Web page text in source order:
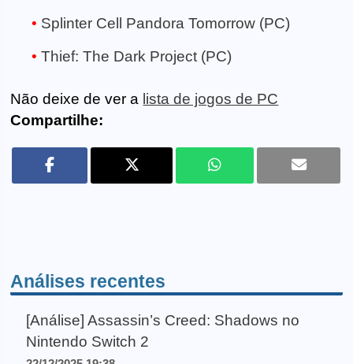
Splinter Cell Pandora Tomorrow (PC)
Thief: The Dark Project (PC)
Não deixe de ver a lista de jogos de PC
Compartilhe:
Análises recentes
[Análise] Assassin’s Creed: Shadows no
Nintendo Switch 2